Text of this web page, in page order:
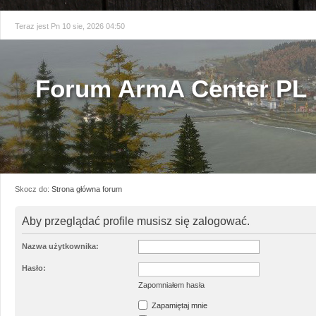
Teraz jest Pn 10 sie, 2026 04:50
Forum ArmA Center PL
Skocz do: Strona główna forum
Aby przeglądać profile musisz się zalogować.
Nazwa użytkownika:
Hasło:
Zapomniałem hasła
Zapamiętaj mnie